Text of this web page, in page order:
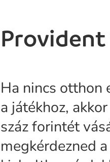
Ha nincs otthon
a játékhoz,
száz forintét
megkérdezned